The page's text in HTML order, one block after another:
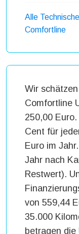
Alle
Comfortline
Wir
Comfortline
250,00
Cent für
Euro im
Jahr nach
Restwert).
von 559,44
35.000
betragen